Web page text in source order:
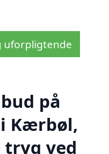
uforpligtende
på
Kærbøl,
ved